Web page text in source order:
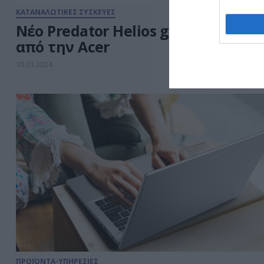
ΚΑΤΑΝΑΛΩΤΙΚΕΣ ΣΥΣΚΕΥΕΣ
Νέο Predator Helios gaming laptop
από την Acer
10.01.2024
ΠΡΟΪΟΝΤΑ-ΥΠΗΡΕΣΙΕΣ